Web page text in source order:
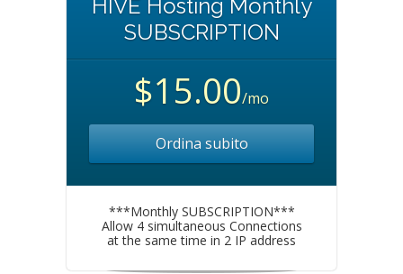
HIVE Hosting Monthly
SUBSCRIPTION
$15.00/mo
Ordina subito
***Monthly SUBSCRIPTION***
Allow 4 simultaneous Connections
at the same time in 2 IP address